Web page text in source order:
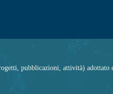
pubblicazioni, attività)